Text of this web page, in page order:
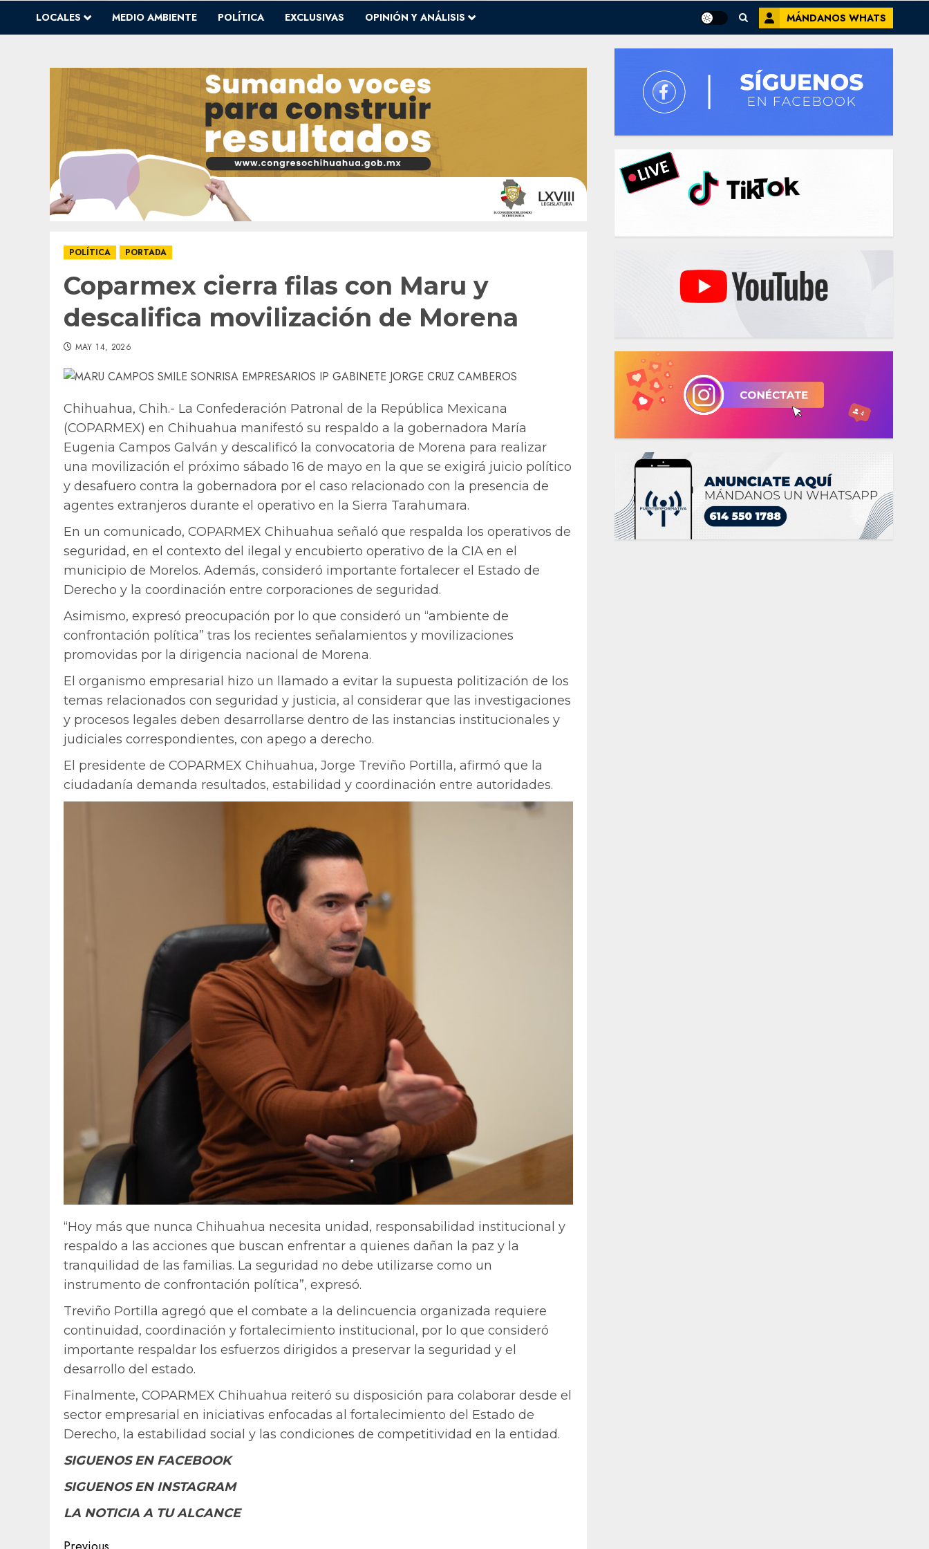
LOCALES MEDIO AMBIENTE POLÍTICA EXCLUSIVAS OPINIÓN Y ANÁLISIS MÁNDANOS WHATS
POLÍTICA PORTADA
Coparmex cierra filas con Maru y
descalifica movilización de Morena
MAY 14, 2026
Chihuahua, Chih.- La Confederación Patronal de la República Mexicana
(COPARMEX) en Chihuahua manifestó su respaldo a la gobernadora María
Eugenia Campos Galván y descalificó la convocatoria de Morena para realizar
una movilización el próximo sábado 16 de mayo en la que se exigirá juicio político
y desafuero contra la gobernadora por el caso relacionado con la presencia de
agentes extranjeros durante el operativo en la Sierra Tarahumara.
En un comunicado, COPARMEX Chihuahua señaló que respalda los operativos de
seguridad, en el contexto del ilegal y encubierto operativo de la CIA en el
municipio de Morelos. Además, consideró importante fortalecer el Estado de
Derecho y la coordinación entre corporaciones de seguridad.
Asimismo, expresó preocupación por lo que consideró un “ambiente de
confrontación política” tras los recientes señalamientos y movilizaciones
promovidas por la dirigencia nacional de Morena.
El organismo empresarial hizo un llamado a evitar la supuesta politización de los
temas relacionados con seguridad y justicia, al considerar que las investigaciones
y procesos legales deben desarrollarse dentro de las instancias institucionales y
judiciales correspondientes, con apego a derecho.
El presidente de COPARMEX Chihuahua, Jorge Treviño Portilla, afirmó que la
ciudadanía demanda resultados, estabilidad y coordinación entre autoridades.
“Hoy más que nunca Chihuahua necesita unidad, responsabilidad institucional y
respaldo a las acciones que buscan enfrentar a quienes dañan la paz y la
tranquilidad de las familias. La seguridad no debe utilizarse como un
instrumento de confrontación política”, expresó.
Treviño Portilla agregó que el combate a la delincuencia organizada requiere
continuidad, coordinación y fortalecimiento institucional, por lo que consideró
importante respaldar los esfuerzos dirigidos a preservar la seguridad y el
desarrollo del estado.
Finalmente, COPARMEX Chihuahua reiteró su disposición para colaborar desde el
sector empresarial en iniciativas enfocadas al fortalecimiento del Estado de
Derecho, la estabilidad social y las condiciones de competitividad en la entidad.
SIGUENOS EN FACEBOOK
SIGUENOS EN INSTAGRAM
LA NOTICIA A TU ALCANCE